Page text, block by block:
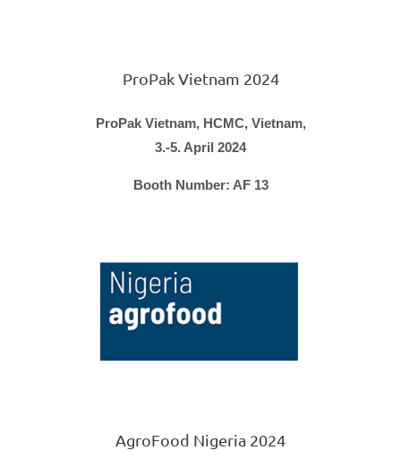
ProPak Vietnam 2024
ProPak Vietnam, HCMC, Vietnam,
3.-5. April 2024
Booth Number: AF 13
AgroFood Nigeria 2024